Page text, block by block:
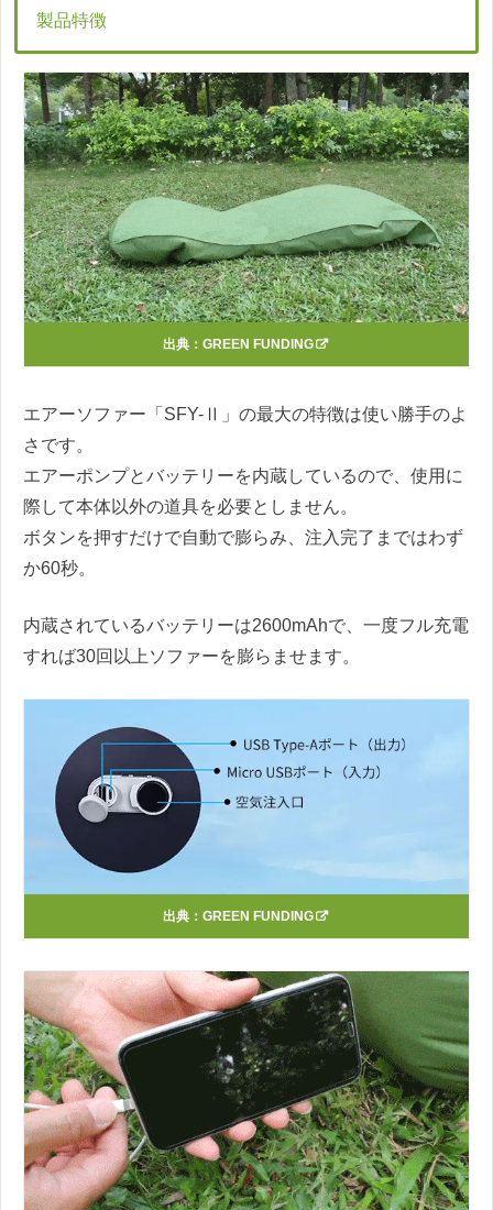
製品特徴
出典： GREEN FUNDING
エアーソファー「SFY-Ⅱ」の最大の特徴は使い勝手のよ
さです。
エアーポンプとバッテリーを内蔵しているので、使用に
際して本体以外の道具を必要としません。
ボタンを押すだけで自動で膨らみ、注入完了まではわず
か60秒。
内蔵されているバッテリーは2600mAhで、一度フル充電
すれば30回以上ソファーを膨らませます。
出典： GREEN FUNDING